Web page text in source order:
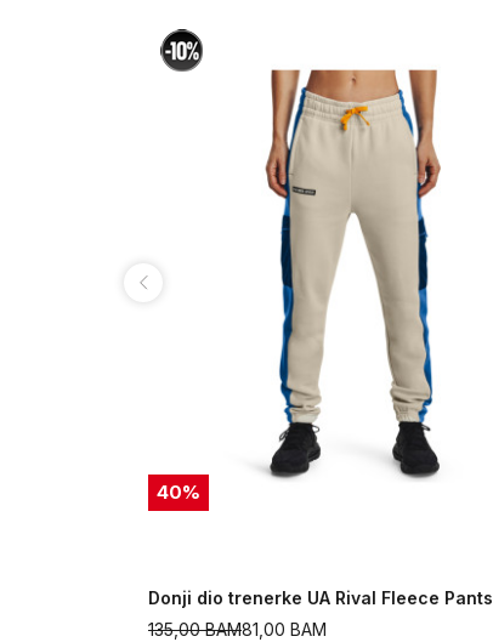
40%
Donji dio trenerke UA Rival Fleece Pants
81,00 BAM
135,00BAM